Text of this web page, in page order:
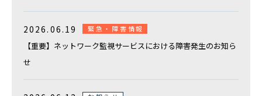
2026.06.19 緊急・障害情報
【重要】ネットワーク監視サービスにおける障害発生のお知ら
せ